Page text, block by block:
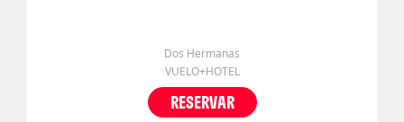
Dos Hermanas
VUELO+HOTEL
RESERVAR